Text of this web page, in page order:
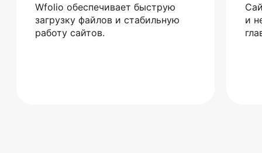
Wfolio обеспечивает быструю
загрузку файлов и стабильную
работу сайтов.
и